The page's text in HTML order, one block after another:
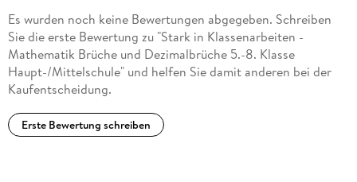
Es wurden noch keine Bewertungen abgegeben. Schreiben
Sie die erste Bewertung zu "Stark in Klassenarbeiten -
Mathematik Brüche und Dezimalbrüche 5.-8. Klasse
Haupt-/Mittelschule" und helfen Sie damit anderen bei der
Kaufentscheidung.
Erste Bewertung schreiben